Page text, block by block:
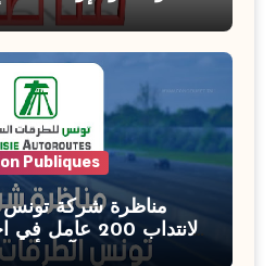
بوزارة الأسرة
السن آخر أجل للتسجيل : 27 جويلية
Publiques
مناظرة شركة تونس
لانتداب 200
آخر أجل : 21 جويلية